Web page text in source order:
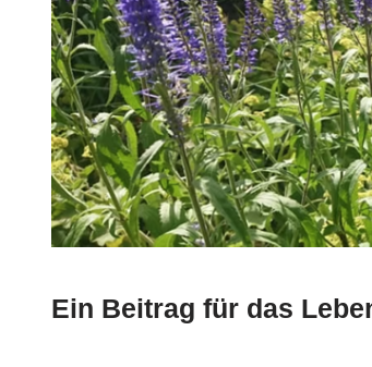
Ein Beitrag für das